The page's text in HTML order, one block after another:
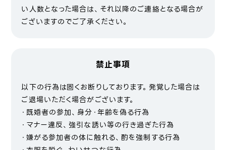
い人数となった場合は、それ以降のご連絡となる場合が
ございますのでご了承ください。
禁止事項
以下の行為は固くお断りしております。発覚した場合は
ご退場いただく場合がございます。
・既婚者の参加、身分・年齢を偽る行為
・マナー違反、強引な誘い等の行き過ぎた行為
・嫌がる参加者の体に触れる、酌を強制する行為